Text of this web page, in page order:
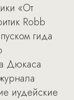
«От
Robb
гида
Дюкаса
иудейские